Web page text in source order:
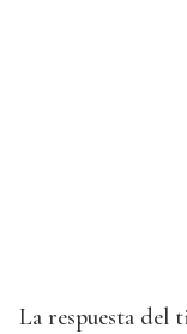
La respuesta